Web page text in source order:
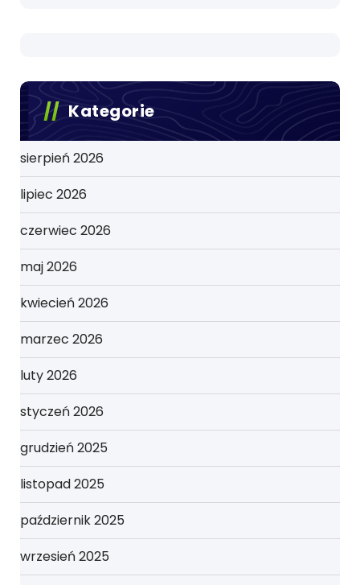
Kategorie
sierpień 2026
lipiec 2026
czerwiec 2026
maj 2026
kwiecień 2026
marzec 2026
luty 2026
styczeń 2026
grudzień 2025
listopad 2025
październik 2025
wrzesień 2025